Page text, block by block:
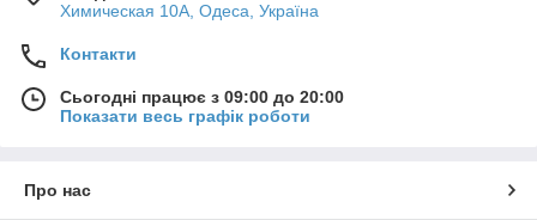
Химическая 10А, Одеса, Україна
Контакти
Сьогодні працює з 09:00 до 20:00
Показати весь графік роботи
Про нас